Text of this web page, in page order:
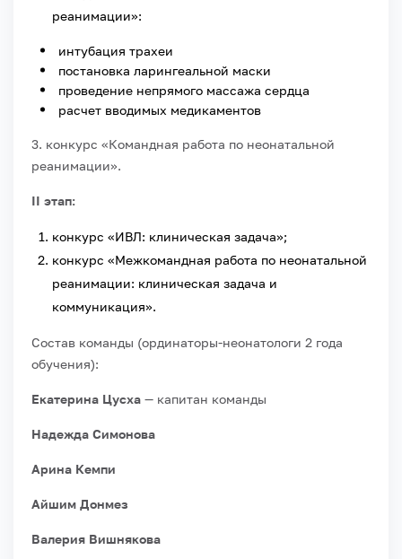
реанимации»:
интубация трахеи
постановка ларингеальной маски
проведение непрямого массажа сердца
расчет вводимых медикаментов
3. конкурс «Командная работа по неонатальной
реанимации».
II этап:
конкурс «ИВЛ: клиническая задача»;
конкурс «Межкомандная работа по неонатальной
реанимации: клиническая задача и
коммуникация».
Состав команды (ординаторы-неонатологи 2 года
обучения):
Екатерина Цусха — капитан команды
Надежда Симонова
Арина Кемпи
Айшим Донмез
Валерия Вишнякова